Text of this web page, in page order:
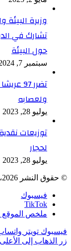
وزيرة
تشارك في
حول البيئة
سبتمبر 7, 2024
تضرر
ولعصابه
يوليو 28, 2023
توزيعات
لحجار
يوليو 28, 2023
© حقوق النشر 2026، جميع الحقوق محفوظة
فيسبوك
TikTok
ملخص الموقع RSS
فيسبوك تويتر
زر الذهاب إلى الأعلى